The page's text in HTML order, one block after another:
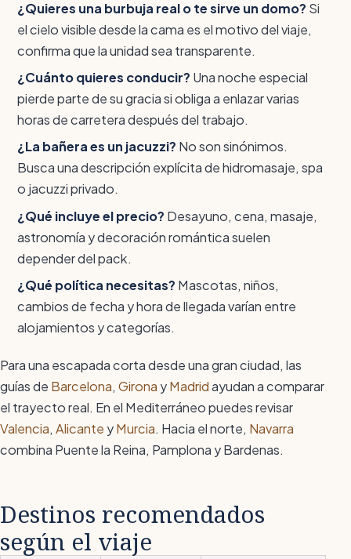
¿Quieres una burbuja real o te sirve un domo? Si
el cielo visible desde la cama es el motivo del viaje,
confirma que la unidad sea transparente.
¿Cuánto quieres conducir? Una noche especial
pierde parte de su gracia si obliga a enlazar varias
horas de carretera después del trabajo.
¿La bañera es un jacuzzi? No son sinónimos.
Busca una descripción explícita de hidromasaje, spa
o jacuzzi privado.
¿Qué incluye el precio? Desayuno, cena, masaje,
astronomía y decoración romántica suelen
depender del pack.
¿Qué política necesitas? Mascotas, niños,
cambios de fecha y hora de llegada varían entre
alojamientos y categorías.
Para una escapada corta desde una gran ciudad, las
guías de Barcelona, Girona yMadridayudan a comparar
el trayecto real. En el Mediterráneo puedes revisar
Valencia, Alicante yMurcia. Hacia el norte, Navarra
combina Puente la Reina, Pamplona y Bardenas.
Destinos recomendados
según el viaje